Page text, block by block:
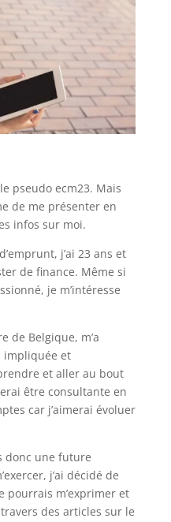
pseudo ecm23. Mais
de me présenter en
infos sur moi.
j’ai 23 ans et
de finance. Même si
je m’intéresse
de Belgique, m’a
impliquée et
et aller au bout
être consultante en
car j’aimerai évoluer
donc une future
j’ai décidé de
pourrais m’exprimer et
des articles sur le